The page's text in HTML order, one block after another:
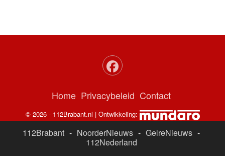
Home Privacybeleid Contact
© 2026 - 112Brabant.nl | Ontwikkeling:
112Brabant - NoorderNieuws - GelreNieuws -
112Nederland